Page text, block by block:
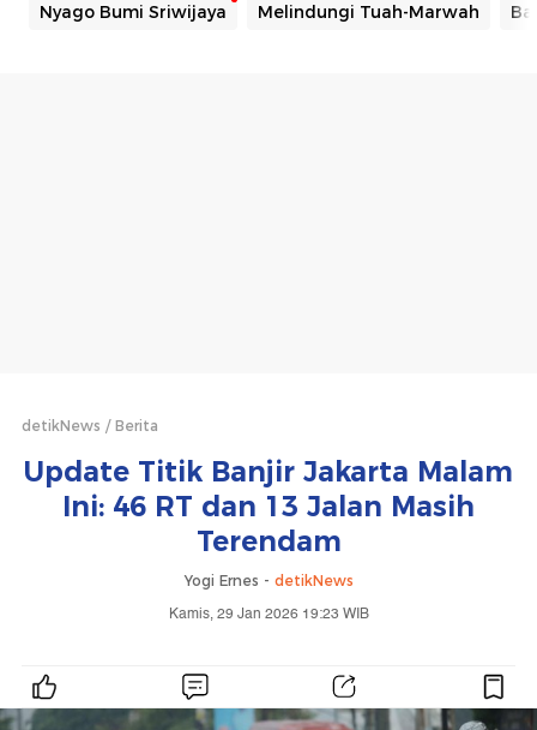
Nyago Bumi Sriwijaya Melindungi Tuah-Marwah
detikNews Berita
Update Titik Banjir Jakarta Malam
Ini: 46 RT dan 13 Jalan Masih
Terendam
Yogi Ernes - detikNews
Kamis, 29 Jan 2026 19:23 WIB